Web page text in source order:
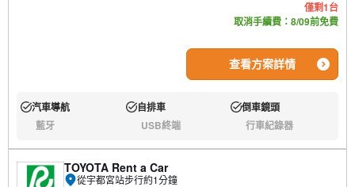
僅剩1台
取消手續費：8/09前免費
查看方案詳情
有:汽車導航 有:自排車 有:倒車鏡頭
藍牙 USB終端 行車紀錄器
TOYOTA Rent a Car
從宇都宮站步行約1分鐘